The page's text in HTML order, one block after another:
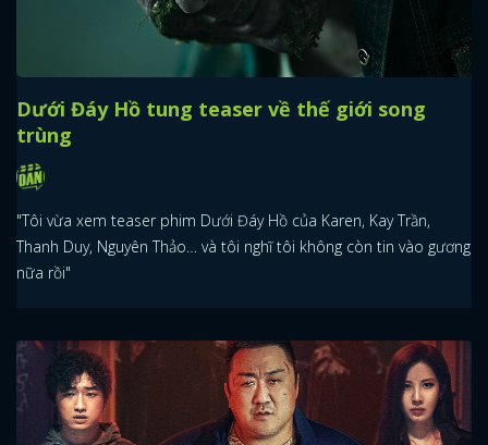
Dưới Đáy Hồ tung teaser về thế giới song
trùng
"Tôi vừa xem teaser phim Dưới Đáy Hồ của Karen, Kay Trần,
Thanh Duy, Nguyên Thảo… và tôi nghĩ tôi không còn tin vào gương
nữa rồi"